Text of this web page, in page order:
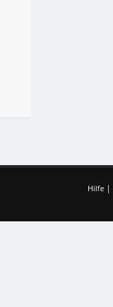
Hilfe |